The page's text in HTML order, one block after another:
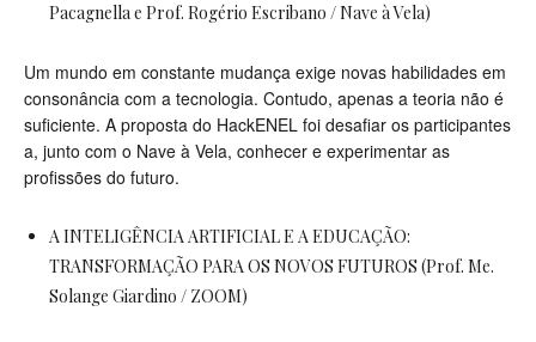
Pacagnella e Prof. Rogério Escribano / Nave à Vela)
Um mundo em constante mudança exige novas habilidades em
consonância com a tecnologia. Contudo, apenas a teoria não é
suficiente. A proposta do HackENEL foi desafiar os participantes
a, junto com o Nave à Vela, conhecer e experimentar as
profissões do futuro.
A INTELIGÊNCIA ARTIFICIAL E A EDUCAÇÃO:
TRANSFORMAÇÃO PARA OS NOVOS FUTUROS (Prof. Me.
Solange Giardino / ZOOM)